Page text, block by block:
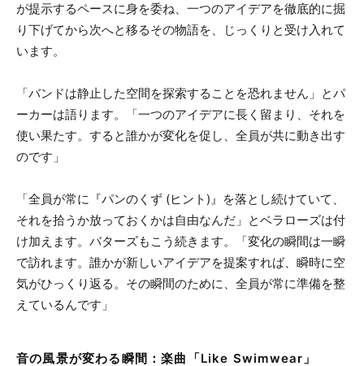
が提示するペースに身を委ね、一つのアイデアを徹底的に掘
り下げてから次へと移るその物語を、じっくりと受け入れて
います。
「バンドは静止した空間を探索することを恐れません」とパ
ーカーは語ります。「一つのアイデアに長く留まり、それを
使い果たす。すると誰かが変化を促し、全員が共に動き出す
のです」
「全員が常に『パンのくず (ヒント)』を落とし続けていて、
それを拾うか放っておくかは自由なんだ」とベラローズは付
け加えます。バターズもこう続きます。「変化の瞬間は一瞬
で訪れます。誰かが新しいアイデアを提案すれば、瞬時に空
気がひっくり返る。その瞬間のために、全員が常に準備を整
えているんです」
音の風景が変わる瞬間：楽曲「Like Swimwear」